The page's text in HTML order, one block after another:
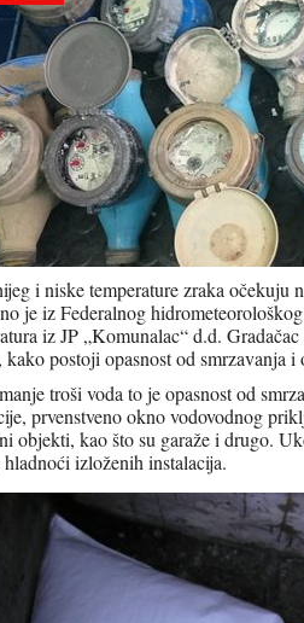
i niske temperature zraka
je iz Federalnog
iz JP „Komunalac“ d.d.
kako postoji opasnost od smrzavanja
troši voda to je opasnost od
prvenstveno okno vodovodnog
objekti, kao što su garaže i drugo.
izloženih instalacija.